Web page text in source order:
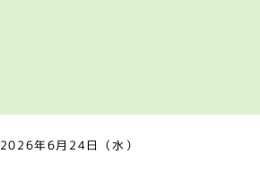
2026年6月24日（水）